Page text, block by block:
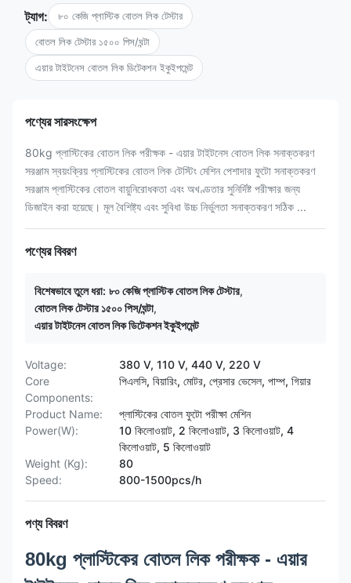
ট্যাগ: ৮০ কেজি প্লাস্টিক বোতল লিক টেস্টার
বোতল লিক টেস্টার ১৫০০ পিস/ঘন্টা
এয়ার টাইটনেস বোতল লিক ডিটেকশন ইকুইপমেন্ট
পণ্যের সারসংক্ষেপ
80kg প্লাস্টিকের বোতল লিক পরীক্ষক - এয়ার টাইটনেস বোতল লিক সনাক্তকরণ
সরঞ্জাম স্বয়ংক্রিয় প্লাস্টিকের বোতল লিক টেস্টিং মেশিন পেশাদার ফুটো সনাক্তকরণ
সরঞ্জাম প্লাস্টিকের বোতল বায়ুনিরোধকতা এবং অখণ্ডতার সুনির্দিষ্ট পরীক্ষার জন্য
ডিজাইন করা হয়েছে। মূল বৈশিষ্ট্য এবং সুবিধা উচ্চ নির্ভুলতা সনাক্তকরণ সঠিক ...
পণ্যের বিবরণ
বিশেষভাবে তুলে ধরা: ৮০ কেজি প্লাস্টিক বোতল লিক টেস্টার,
বোতল লিক টেস্টার ১৫০০ পিস/ঘন্টা,
এয়ার টাইটনেস বোতল লিক ডিটেকশন ইকুইপমেন্ট
Voltage:
380 V, 110 V, 440 V, 220 V
Core
Components:
পিএলসি, বিয়ারিং, মোটর, প্রেসার ভেসেল, পাম্প, গিয়ার
Product Name:
প্লাস্টিকের বোতল ফুটো পরীক্ষা মেশিন
Power(W):
10 কিলোওয়াট, 2 কিলোওয়াট, 3 কিলোওয়াট, 4
কিলোওয়াট, 5 কিলোওয়াট
Weight (Kg):
80
Speed:
800-1500pcs/h
পণ্য বিবরণ
80kg প্লাস্টিকের বোতল লিক পরীক্ষক - এয়ার